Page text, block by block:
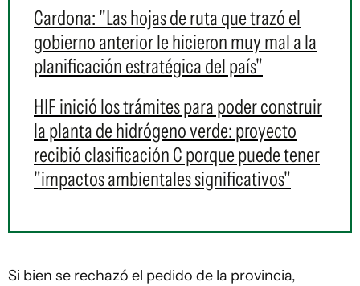
Cardona: "Las hojas de ruta que trazó el
gobierno anterior le hicieron muy mal a la
planificación estratégica del país"
HIF inició los trámites para poder construir
la planta de hidrógeno verde: proyecto
recibió clasificación C porque puede tener
"impactos ambientales significativos"
Si bien se rechazó el pedido de la provincia,